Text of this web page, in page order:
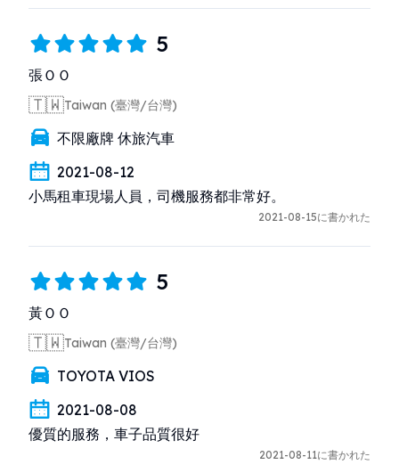
5
張ＯＯ
🇹🇼Taiwan (臺灣/台灣)
不限廠牌 休旅汽車
2021-08-12
小馬租車現場人員，司機服務都非常好。
2021-08-15に書かれた
5
黃ＯＯ
🇹🇼Taiwan (臺灣/台灣)
TOYOTA VIOS
2021-08-08
優質的服務，車子品質很好
2021-08-11に書かれた